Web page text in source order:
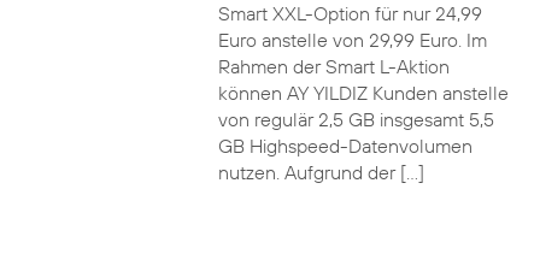
Smart XXL-Option für nur 24,99
Euro anstelle von 29,99 Euro. Im
Rahmen der Smart L-Aktion
können AY YILDIZ Kunden anstelle
von regulär 2,5 GB insgesamt 5,5
GB Highspeed-Datenvolumen
nutzen. Aufgrund der […]